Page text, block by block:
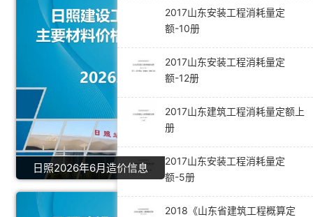
日照2026年6月造价信息
2017山东安装工程消耗量定
额-10册
2017山东安装工程消耗量定
额-12册
2017山东建筑工程消耗量定额上
册
2017山东安装工程消耗量定
额-5册
2018《山东省建筑工程概算定